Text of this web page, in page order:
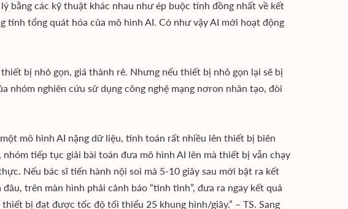
bằng các kỹ thuật khác nhau như ép buộc tính đồng nhất về kết
tính tổng quát hóa của mô hình AI. Có như vậy AI mới hoạt động
bị nhỏ gọn, giá thành rẻ. Nhưng nếu thiết bị nhỏ gọn lại sẽ bị
nhóm nghiên cứu sử dụng công nghệ mạng nơron nhân tạo, đòi
mô hình AI nặng dữ liệu, tính toán rất nhiều lên thiết bị biên
tiếp tục giải bài toán đưa mô hình AI lên mà thiết bị vẫn chạy
Nếu bác sĩ tiến hành nội soi mà 5-10 giây sau mới bật ra kết
trên màn hình phải cảnh báo “tinh tinh”, đưa ra ngay kết quả
bị đạt được tốc độ tối thiểu 25 khung hình/giây.” – TS. Sang